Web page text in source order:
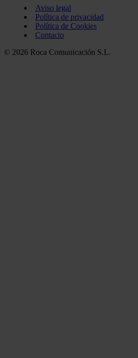
Aviso legal
Política de privacidad
Política de Cookies
Contacto
© 2026 Roca Comunicación S.L.